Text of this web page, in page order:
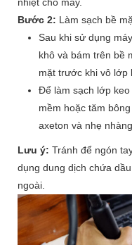
nhiệt cho máy.
Bước 2: Làm sạch bề
Sau khi sử dụng
khô và bám trên bề
mặt trước khi vô lớp
Để làm sạch lớp
mềm hoặc tăm
axeton và nhẹ
Lưu ý: Tránh để ngón
dụng dung dịch chứa
ngoài.